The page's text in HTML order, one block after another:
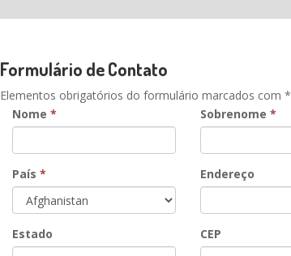
Formulário de Contato
Elementos obrigatórios do formulário marcados com *
Nome * Sobrenome *
País * Endereço
Estado CEP